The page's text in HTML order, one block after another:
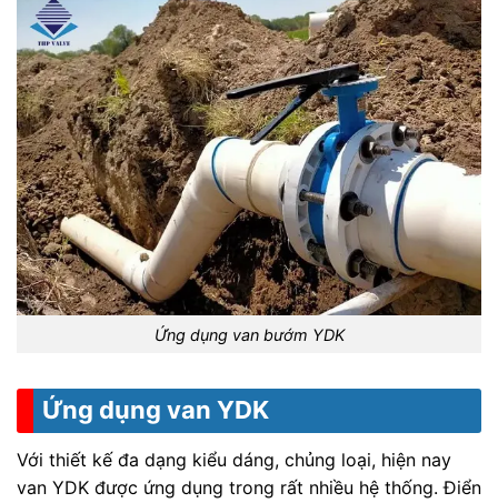
Ứng dụng van bướm YDK
Ứng dụng van YDK
Với thiết kế đa dạng kiểu dáng, chủng loại, hiện nay
van YDK được ứng dụng trong rất nhiều hệ thống. Điển